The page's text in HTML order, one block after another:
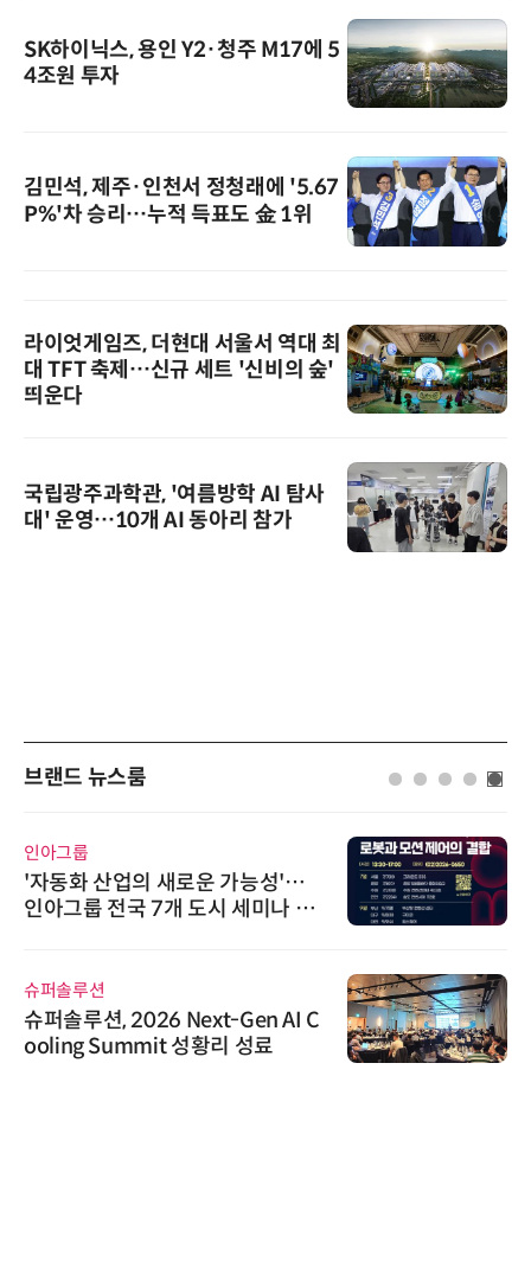
SK하이닉스, 용인 Y2·청주 M17에 5
4조원 투자
김민석, 제주·인천서 정청래에 '5.67
P%'차 승리…누적 득표도 金 1위
라이엇게임즈, 더현대 서울서 역대 최
대 TFT 축제…신규 세트 '신비의 숲'
띄운다
국립광주과학관, '여름방학 AI 탐사
대' 운영…10개 AI 동아리 참가
브랜드 뉴스룸
인아그룹
'자동화 산업의 새로운 가능성'…
인아그룹 전국 7개 도시 세미나 페
슈퍼솔루션
슈퍼솔루션, 2026 Next-Gen AI C
ooling Summit 성황리 성료